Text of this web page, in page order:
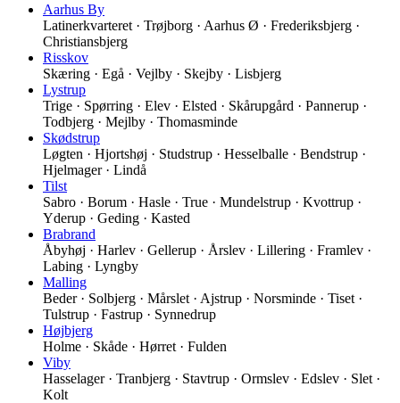
Aarhus By
Latinerkvarteret · Trøjborg · Aarhus Ø · Frederiksbjerg ·
Christiansbjerg
Risskov
Skæring · Egå · Vejlby · Skejby · Lisbjerg
Lystrup
Trige · Spørring · Elev · Elsted · Skårupgård · Pannerup ·
Todbjerg · Mejlby · Thomasminde
Skødstrup
Løgten · Hjortshøj · Studstrup · Hesselballe · Bendstrup ·
Hjelmager · Lindå
Tilst
Sabro · Borum · Hasle · True · Mundelstrup · Kvottrup ·
Yderup · Geding · Kasted
Brabrand
Åbyhøj · Harlev · Gellerup · Årslev · Lillering · Framlev ·
Labing · Lyngby
Malling
Beder · Solbjerg · Mårslet · Ajstrup · Norsminde · Tiset ·
Tulstrup · Fastrup · Synnedrup
Højbjerg
Holme · Skåde · Hørret · Fulden
Viby
Hasselager · Tranbjerg · Stavtrup · Ormslev · Edslev · Slet ·
Kolt